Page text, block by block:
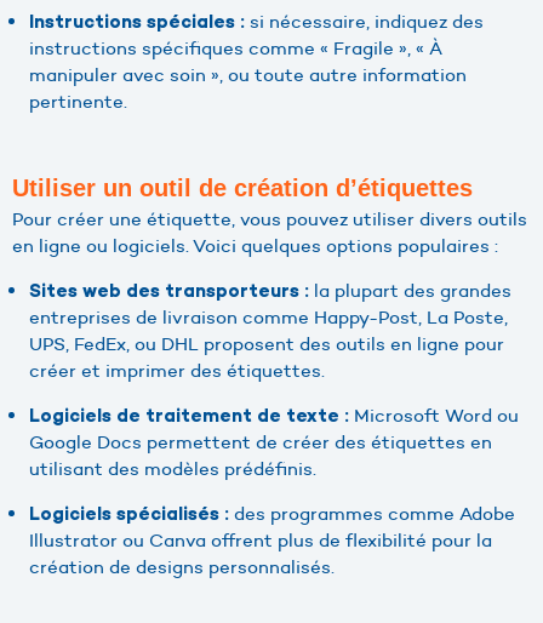
Instructions spéciales : si nécessaire, indiquez des
instructions spécifiques comme « Fragile », « À
manipuler avec soin », ou toute autre information
pertinente.
Utiliser un outil de création d’étiquettes
Pour créer une étiquette, vous pouvez utiliser divers outils
en ligne ou logiciels. Voici quelques options populaires :
Sites web des transporteurs : la plupart des grandes
entreprises de livraison comme Happy-Post, La Poste,
UPS, FedEx, ou DHL proposent des outils en ligne pour
créer et imprimer des étiquettes.
Logiciels de traitement de texte : Microsoft Word ou
Google Docs permettent de créer des étiquettes en
utilisant des modèles prédéfinis.
Logiciels spécialisés : des programmes comme Adobe
Illustrator ou Canva offrent plus de flexibilité pour la
création de designs personnalisés.